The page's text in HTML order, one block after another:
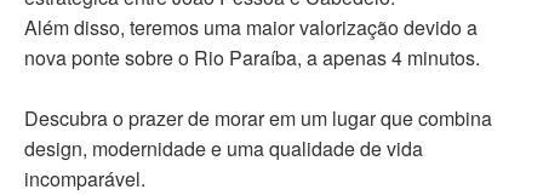
Além disso, teremos uma maior valorização devido a
nova ponte sobre o Rio Paraíba, a apenas 4 minutos.
Descubra o prazer de morar em um lugar que combina
design, modernidade e uma qualidade de vida
incomparável. ​